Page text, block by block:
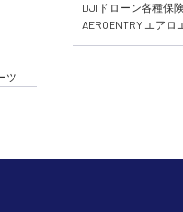
DJIドローン各種保
AEROENTRY エアロ
ツ